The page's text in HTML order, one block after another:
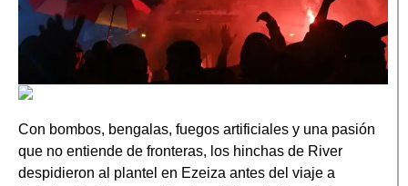
Con bombos, bengalas, fuegos artificiales y una pasión
que no entiende de fronteras, los hinchas de River
despidieron al plantel en Ezeiza antes del viaje a